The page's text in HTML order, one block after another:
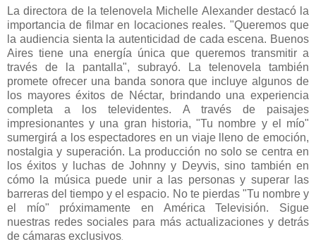
La directora de la telenovela Michelle Alexander destacó la
importancia de filmar en locaciones reales. "Queremos que
la audiencia sienta la autenticidad de cada escena. Buenos
Aires tiene una energía única que queremos transmitir a
través de la pantalla", subrayó. La telenovela también
promete ofrecer una banda sonora que incluye algunos de
los mayores éxitos de Néctar, brindando una experiencia
completa a los televidentes. A través de paisajes
impresionantes y una gran historia, "Tu nombre y el mío"
sumergirá a los espectadores en un viaje lleno de emoción,
nostalgia y superación. La producción no solo se centra en
los éxitos y luchas de Johnny y Deyvis, sino también en
cómo la música puede unir a las personas y superar las
barreras del tiempo y el espacio. No te pierdas "Tu nombre y
el mío" próximamente en América Televisión. Sigue
nuestras redes sociales para más actualizaciones y detrás
de cámaras exclusivos